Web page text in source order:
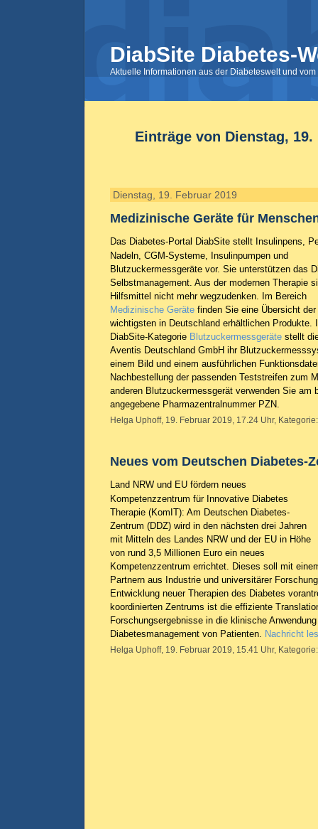
DiabSite Diabetes-
Aktuelle Informationen aus der Diabeteswelt und
Einträge von Dienstag, 19.
Dienstag, 19. Februar 2019
Medizinische Geräte für
Das Diabetes-Portal DiabSite stellt Insulinpens,
Nadeln, CGM-Systeme, Insulinpumpen und
Blutzuckermessgeräte vor. Sie unterstützen das
Selbstmanagement. Aus der modernen Therapie
Hilfsmittel nicht mehr wegzudenken. Im Bereich
Medizinische Geräte finden Sie eine Übersicht der
wichtigsten in Deutschland erhältlichen Produkte.
DiabSite-Kategorie Blutzuckermessgeräte stellt
Aventis Deutschland GmbH ihr
einem Bild und einem ausführlichen
Nachbestellung der passenden Teststreifen zum
anderen Blutzuckermessgerät verwenden Sie am
angegebene Pharmazentralnummer PZN.
Helga Uphoff, 19. Februar 2019, 17.24 Uhr,
Neues vom Deutschen Diabetes-
Land NRW und EU fördern neues
Kompetenzzentrum für Innovative Diabetes
Therapie (KomIT): Am Deutschen Diabetes-
Zentrum (DDZ) wird in den nächsten drei Jahren
mit Mitteln des Landes NRW und der EU in Höhe
von rund 3,5 Millionen Euro ein neues
Kompetenzzentrum errichtet. Dieses soll mit
Partnern aus Industrie und universitärer
Entwicklung neuer Therapien des Diabetes
koordinierten Zentrums ist die effiziente
Forschungsergebnisse in die klinische
Diabetesmanagement von Patienten. Nachricht
Helga Uphoff, 19. Februar 2019, 15.41 Uhr,